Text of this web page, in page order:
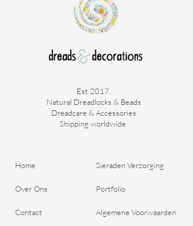
Est 2017.
Natural Dreadlocks & Beads
Dreadcare & Accessories
Shipping worldwide ​
Home
Over Ons
Contact
Sieraden Verzorging
Portfolio
Algemene Voorwaarden